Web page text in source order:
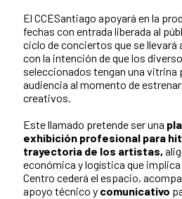
El CCESantiago apoyará en la
fechas con entrada liberada al
ciclo de conciertos que se llevará
con la intención de que los
seleccionados tengan una vitrina
audiencia al momento de
creativos.
Este llamado pretende ser una
exhibición profesional para
trayectoria de los artistas,
económica y logística que
Centro cederá el espacio,
apoyo técnico y comunicativo